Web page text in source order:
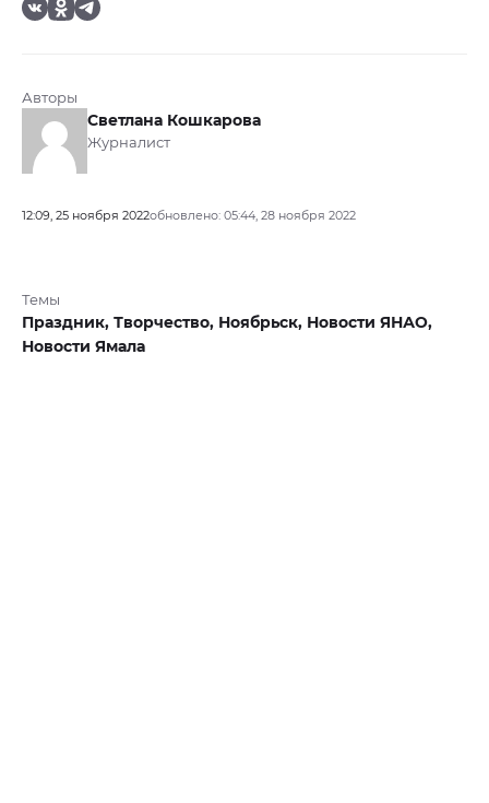
Авторы
Светлана Кошкарова
Журналист
12:09, 25 ноября 2022обновлено: 05:44, 28 ноября 2022
Темы
Праздник, Творчество, Ноябрьск, Новости ЯНАО,
Новости Ямала